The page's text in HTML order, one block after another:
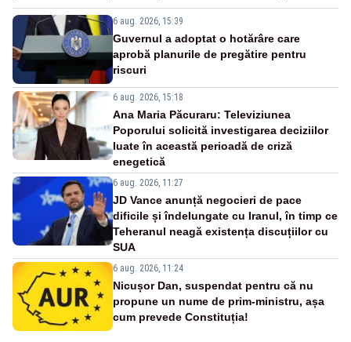
6 aug. 2026, 15:39
Guvernul a adoptat o hotărâre care
aprobă planurile de pregătire pentru
riscuri
6 aug. 2026, 15:18
Ana Maria Păcuraru: Televiziunea
Poporului solicită investigarea deciziilor
luate în această perioadă de criză
enegetică
6 aug. 2026, 11:27
JD Vance anunță negocieri de pace
dificile și îndelungate cu Iranul, în timp ce
Teheranul neagă existența discuțiilor cu
SUA
6 aug. 2026, 11:24
Nicușor Dan, suspendat pentru că nu
propune un nume de prim-ministru, așa
cum prevede Constituția!